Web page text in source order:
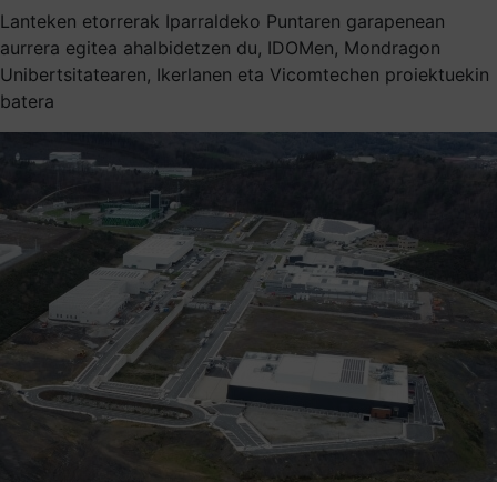
Lanteken etorrerak Iparraldeko Puntaren garapenean
aurrera egitea ahalbidetzen du, IDOMen, Mondragon
Unibertsitatearen, Ikerlanen eta Vicomtechen proiektuekin
batera